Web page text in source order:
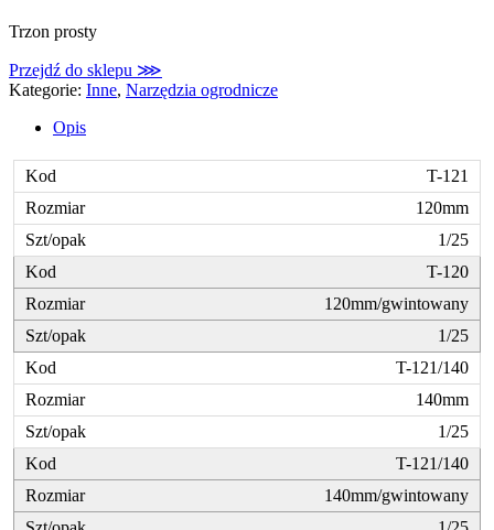
Trzon prosty
Przejdź do sklepu ⋙
Kategorie: Inne, Narzędzia ogrodnicze
Opis
T-121
120mm
1/25
T-120
120mm/gwintowany
1/25
T-121/140
140mm
1/25
T-121/140
140mm/gwintowany